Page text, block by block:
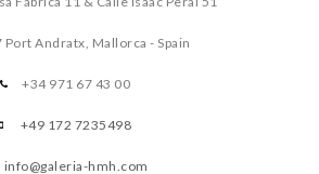
Port Andratx, Mallorca - Spain
+34 971 67 43 00
+49 172 7235498
info@galeria-hmh.com